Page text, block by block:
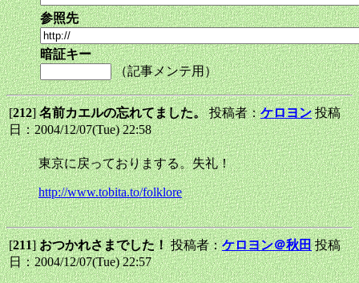
参照先
暗証キー
（記事メンテ用）
[212]名前カエルの忘れてました。投稿者：ケロヨン 投稿
日：2004/12/07(Tue) 22:58
東京に戻っておりまする。失礼！
http://www.tobita.to/folklore
[211]おつかれさまでした！投稿者：ケロヨン＠秋田 投稿
日：2004/12/07(Tue) 22:57